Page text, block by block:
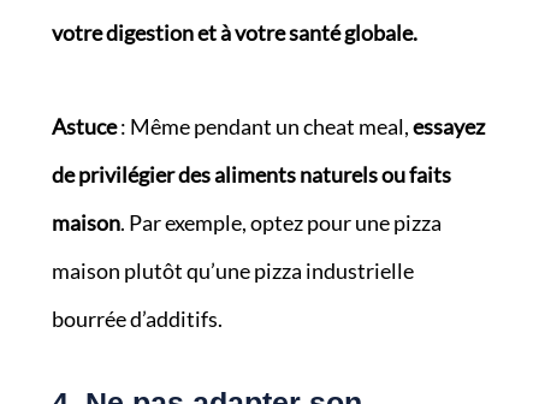
votre digestion et à votre santé globale.
Astuce: Même pendant un cheat meal,essayez
de privilégier des aliments naturels ou faits
maison. Par exemple, optez pour une pizza
maison plutôt qu’une pizza industrielle
bourrée d’additifs.